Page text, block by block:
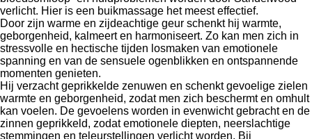
verlicht. Hier is een buikmassage het meest effectief.
Door zijn warme en zijdeachtige geur schenkt hij warmte,
geborgenheid, kalmeert en harmoniseert. Zo kan men zich in
stressvolle en hectische tijden losmaken van emotionele
spanning en van de sensuele ogenblikken en ontspannende
momenten genieten.
Hij verzacht geprikkelde zenuwen en schenkt gevoelige zielen
warmte en geborgenheid, zodat men zich beschermt en omhult
kan voelen. De gevoelens worden in evenwicht gebracht en de
zinnen geprikkeld, zodat emotionele diepten, neerslachtige
stemmingen en teleurstellingen verlicht worden. Bij